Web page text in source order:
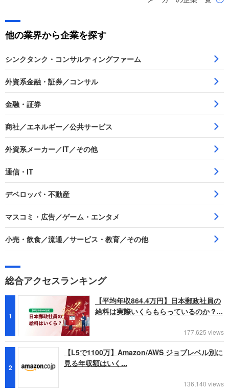
他の業界から企業を探す
シンクタンク・コンサルティングファーム
外資系金融・証券／コンサル
金融・証券
商社／エネルギー／公共サービス
外資系メーカー／IT／その他
通信・IT
デベロッパ・不動産
マスコミ・広告／ゲーム・エンタメ
小売・飲食／流通／サービス・教育／その他
総合アクセスランキング
1
【平均年収864.4万円】日本郵政社員の
給料は実際いくらもらっているのか？...
177,625 views
2
【L5で1100万】Amazon/AWS ジョブレベル別に
見る年収額はいく...
136,140 views